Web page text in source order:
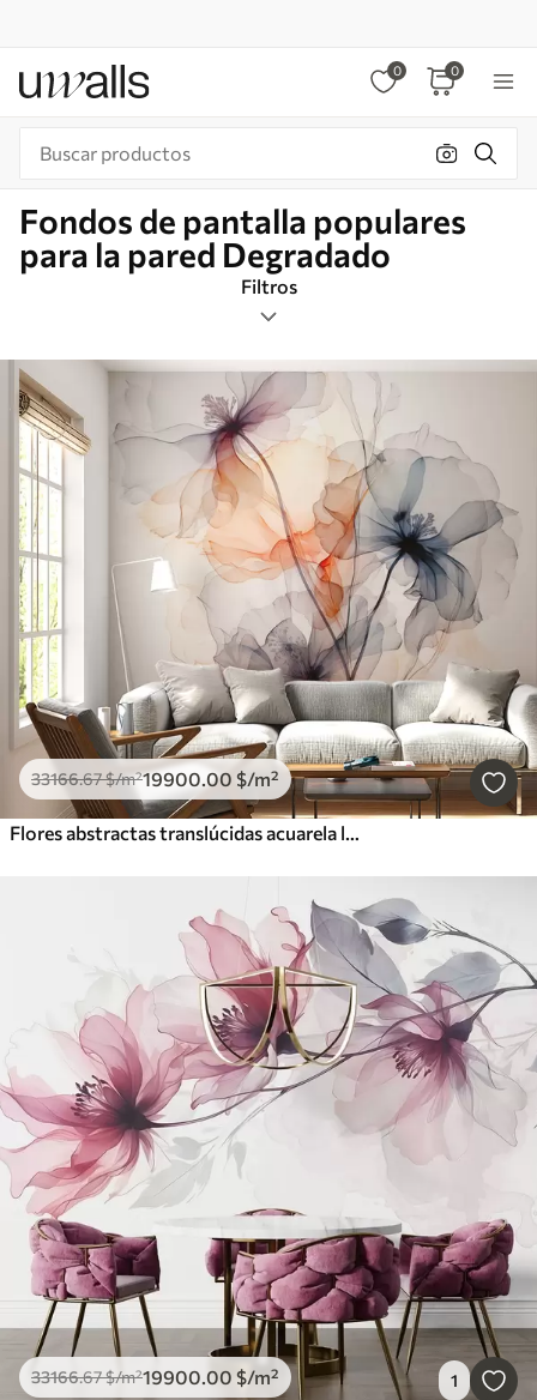
0 0
Fondos de pantalla populares
para la pared Degradado
Filtros
Formato de imagen
Degradado
Inteligente
Borrar todos los filtros
33166.67$/m²19900.00 $/m²
Flores abstractas translúcidas acuarela líquida
33166.67$/m²19900.00 $/m² 1